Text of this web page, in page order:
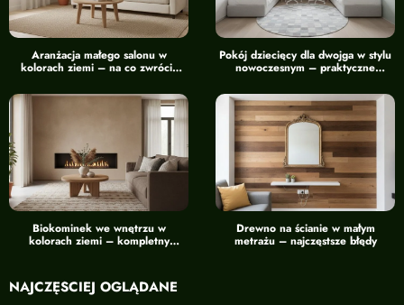
Aranżacja małego salonu w
kolorach ziemi – na co zwrócić
Pokój dziecięcy dla dwojga w stylu
nowoczesnym – praktyczne
Biokominek we wnętrzu w
kolorach ziemi – kompletny
Drewno na ścianie w małym
metrażu – najczęstsze błędy
NAJCZĘŚCIEJ OGLĄDANE